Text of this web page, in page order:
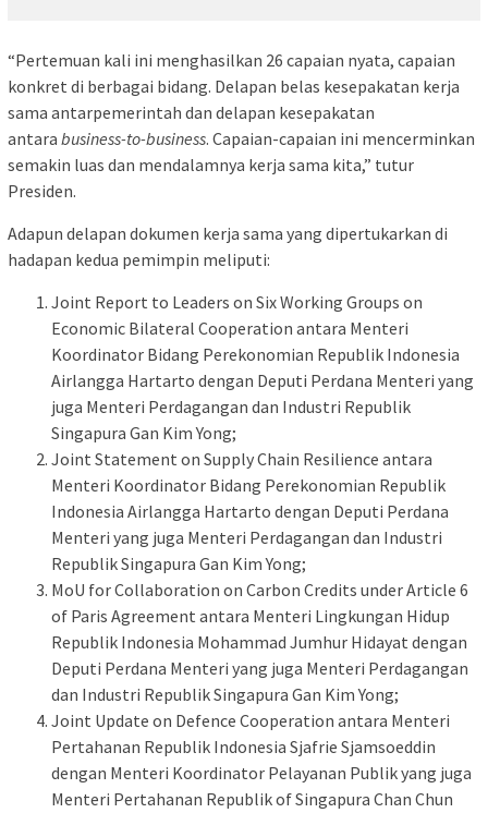
“Pertemuan kali ini menghasilkan 26 capaian nyata, capaian
konkret di berbagai bidang. Delapan belas kesepakatan kerja
sama antarpemerintah dan delapan kesepakatan
antara business-to-business. Capaian-capaian ini mencerminkan
semakin luas dan mendalamnya kerja sama kita,” tutur
Presiden.
Adapun delapan dokumen kerja sama yang dipertukarkan di
hadapan kedua pemimpin meliputi:
Joint Report to Leaders on Six Working Groups on
Economic Bilateral Cooperation antara Menteri
Koordinator Bidang Perekonomian Republik Indonesia
Airlangga Hartarto dengan Deputi Perdana Menteri yang
juga Menteri Perdagangan dan Industri Republik
Singapura Gan Kim Yong;
Joint Statement on Supply Chain Resilience antara
Menteri Koordinator Bidang Perekonomian Republik
Indonesia Airlangga Hartarto dengan Deputi Perdana
Menteri yang juga Menteri Perdagangan dan Industri
Republik Singapura Gan Kim Yong;
MoU for Collaboration on Carbon Credits under Article 6
of Paris Agreement antara Menteri Lingkungan Hidup
Republik Indonesia Mohammad Jumhur Hidayat dengan
Deputi Perdana Menteri yang juga Menteri Perdagangan
dan Industri Republik Singapura Gan Kim Yong;
Joint Update on Defence Cooperation antara Menteri
Pertahanan Republik Indonesia Sjafrie Sjamsoeddin
dengan Menteri Koordinator Pelayanan Publik yang juga
Menteri Pertahanan Republik of Singapura Chan Chun